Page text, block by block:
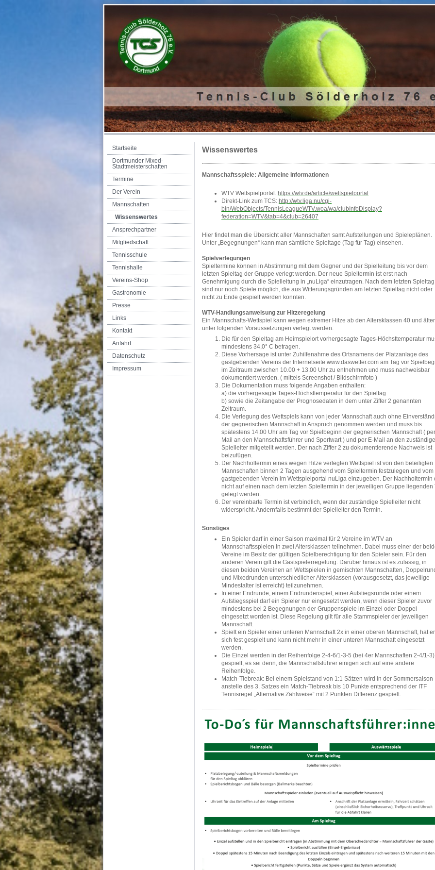
Startseite
Dortmunder Mixed-
Stadtmeisterschaften
Termine
Der Verein
Mannschaften
Wissenswertes
Ansprechpartner
Mitgliedschaft
Tennisschule
Tennishalle
Vereins-Shop
Gastronomie
Presse
Links
Kontakt
Anfahrt
Datenschutz
Impressum
Wissenswertes
Mannschaftsspiele: Allgemeine Informationen
WTV Wettspielportal: https://wtv.de/article/wettspielportal
Direkt-Link zum TCS: http://wtv.liga.nu/cgi-
bin/WebObjects/TennisLeagueWTV.woa/wa/clubInfoDisplay?
federation=WTV&tab=4&club=26407
Hier findet man die Übersicht aller Mannschaften samt Aufstellungen und Spieleplänen.
Unter „Begegnungen“ kann man sämtliche Spieltage (Tag für Tag) einsehen.
Spielverlegungen
Spieltermine können in Abstimmung mit dem Gegner und der Spielleitung bis vor dem
letzten Spieltag der Gruppe verlegt werden. Der neue Spieltermin ist erst nach
Genehmigung durch die Spielleitung in „nuLiga“ einzutragen. Nach dem letzten Spieltag
sind nur noch Spiele möglich, die aus Witterungsgründen am letzten Spieltag nicht oder
nicht zu Ende gespielt werden konnten.
WTV-Handlungsanweisung zur Hitzeregelung
Ein Mannschafts-Wettspiel kann wegen extremer Hitze ab den Altersklassen 40 und älter
unter folgenden Voraussetzungen verlegt werden:
Die für den Spieltag am Heimspielort vorhergesagte Tages-Höchsttemperatur
mindestens 34,0° C betragen.
Diese Vorhersage ist unter Zuhilfenahme des Ortsnamens der Platzanlage des
gastgebenden Vereins der Internetseite www.daswetter.com am Tag vor
im Zeitraum zwischen 10.00 + 13.00 Uhr zu entnehmen und muss nachweisbar
dokumentiert werden. ( mittels Screenshot / Bildschirmfoto )
Die Dokumentation muss folgende Angaben enthalten:
a) die vorhergesagte Tages-Höchsttemperatur für den Spieltag
b) sowie die Zeitangabe der Prognosedaten in dem unter Ziffer 2 genannten
Zeitraum.
Die Verlegung des Wettspiels kann von jeder Mannschaft auch ohne
der gegnerischen Mannschaft in Anspruch genommen werden und muss bis
spätestens 14.00 Uhr am Tag vor Spielbeginn der gegnerischen Mannschaft (
Mail an den Mannschaftsführer und Sportwart ) und per E-Mail an den
Spielleiter mitgeteilt werden. Der nach Ziffer 2 zu dokumentierende Nachweis ist
beizufügen.
Der Nachholtermin eines wegen Hitze verlegten Wettspiel ist von den beteiligten
Mannschaften binnen 2 Tagen ausgehend vom Spieltermin festzulegen und vom
gastgebenden Verein im Wettspielportal nuLiga einzugeben. Der Nachholtermin
nicht auf einen nach dem letzten Spieltermin in der jeweiligen Gruppe liegenden
gelegt werden.
Der vereinbarte Termin ist verbindlich, wenn der zuständige Spielleiter nicht
widerspricht. Andernfalls bestimmt der Spielleiter den Termin.
Sonstiges
Ein Spieler darf in einer Saison maximal für 2 Vereine im WTV an
Mannschaftsspielen in zwei Altersklassen teilnehmen. Dabei muss einer der
Vereine im Besitz der gültigen Spielberechtigung für den Spieler sein. Für den
anderen Verein gilt die Gastspielerregelung. Darüber hinaus ist es zulässig, in
diesen beiden Vereinen an Wettspielen in gemischten Mannschaften,
und Mixedrunden unterschiedlicher Altersklassen (vorausgesetzt, das jeweilige
Mindestalter ist erreicht) teilzunehmen.
In einer Endrunde, einem Endrundenspiel, einer Aufstiegsrunde oder einem
Aufstiegsspiel darf ein Spieler nur eingesetzt werden, wenn dieser Spieler zuvor
mindestens bei 2 Begegnungen der Gruppenspiele im Einzel oder Doppel
eingesetzt worden ist. Diese Regelung gilt für alle Stammspieler der jeweiligen
Mannschaft.
Spielt ein Spieler einer unteren Mannschaft 2x in einer oberen Mannschaft, hat er
sich fest gespielt und kann nicht mehr in einer unteren Mannschaft eingesetzt
werden.
Die Einzel werden in der Reihenfolge 2-4-6/1-3-5 (bei 4er Mannschaften 2-4/1-3)
gespielt, es sei denn, die Mannschaftsführer einigen sich auf eine andere
Reihenfolge.
Match-Tiebreak: Bei einem Spielstand von 1:1 Sätzen wird in der Sommersaison
anstelle des 3. Satzes ein Match-Tiebreak bis 10 Punkte entsprechend der ITF
Tennisregel „Alternative Zählweise“ mit 2 Punkten Differenz gespielt.